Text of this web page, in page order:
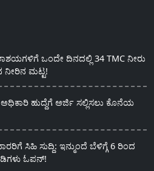
ಒಂದೇ ದಿನದಲ್ಲಿ 34 TMC ನೀರು
ನೀರಿನ ಮಟ್ಟ!
ಹುದ್ದೆಗೆ ಅರ್ಜಿ ಸಲ್ಲಿಸಲು ಕೊನೆಯ
ಸಿಹಿ ಸುದ್ದಿ: ಇನ್ಮುಂದೆ ಬೆಳಿಗ್ಗೆ 6 ರಿಂದ
ಓಪನ್!